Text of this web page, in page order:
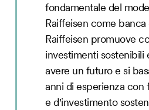
fondamentale del
Raiffeisen come
Raiffeisen promuove
investimenti sostenibili
avere un futuro e si
anni di esperienza con
e d'investimento